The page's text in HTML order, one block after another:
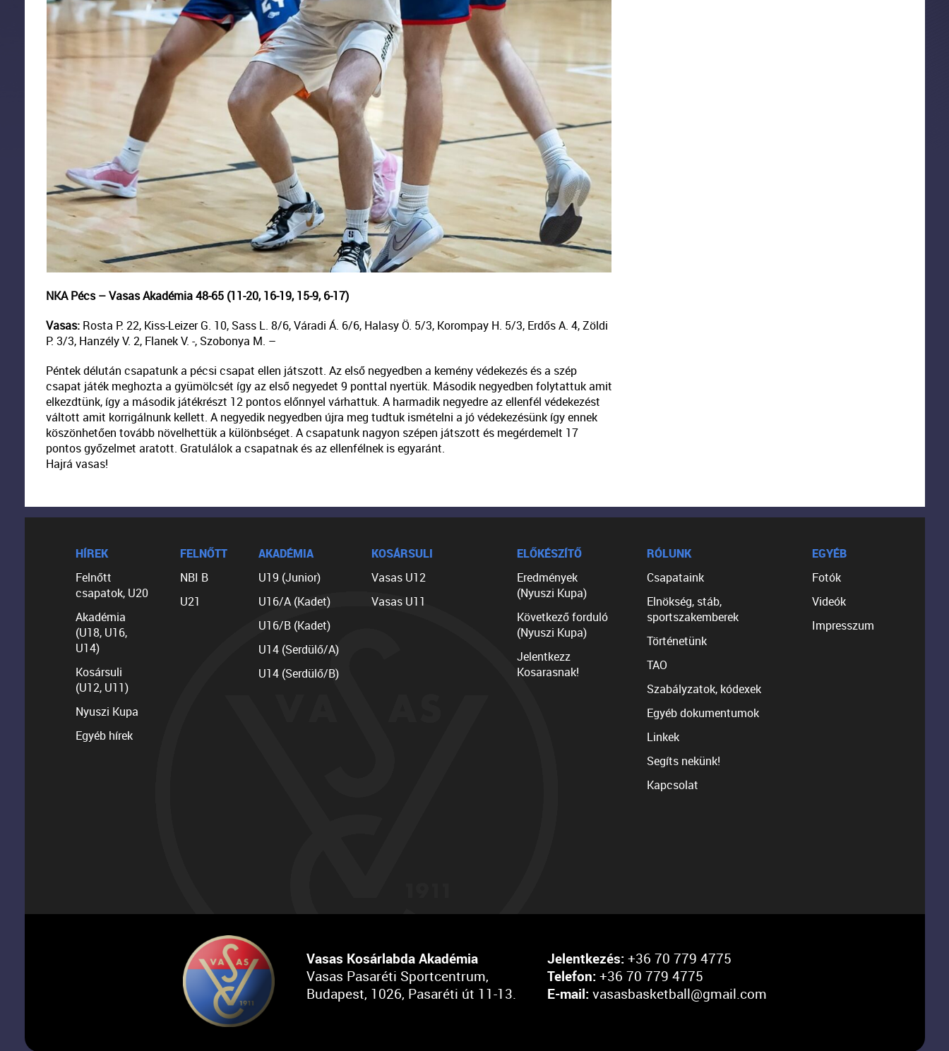
NKA Pécs – Vasas Akadémia 48-65 (11-20, 16-19, 15-9, 6-17)
Vasas: Rosta P. 22, Kiss-Leizer G. 10, Sass L. 8/6, Váradi Á. 6/6, Halasy Ö. 5/3, Korompay H. 5/3, Erdős A. 4, Zöldi
P. 3/3, Hanzély V. 2, Flanek V. -, Szobonya M. –
Péntek délután csapatunk a pécsi csapat ellen játszott. Az első negyedben a kemény védekezés és a szép
csapat játék meghozta a gyümölcsét így az első negyedet 9 ponttal nyertük. Második negyedben folytattuk amit
elkezdtünk, így a második játékrészt 12 pontos előnnyel várhattuk. A harmadik negyedre az ellenfél védekezést
váltott amit korrigálnunk kellett. A negyedik negyedben újra meg tudtuk ismételni a jó védekezésünk így ennek
köszönhetően tovább növelhettük a különbséget. A csapatunk nagyon szépen játszott és megérdemelt 17
pontos győzelmet aratott. Gratulálok a csapatnak és az ellenfélnek is egyaránt.
Hajrá vasas!
HÍREK
Felnőtt
csapatok, U20
Akadémia
(U18, U16,
U14)
Kosársuli
(U12, U11)
Nyuszi Kupa
Egyéb hírek
FELNŐTT
NBI B
U21
AKADÉMIA
U19 (Junior)
U16/A (Kadet)
U16/B (Kadet)
U14 (Serdülő/A)
U14 (Serdülő/B)
KOSÁRSULI
Vasas U12
Vasas U11
ELŐKÉSZÍTŐ
Eredmények
(Nyuszi Kupa)
Következő forduló
(Nyuszi Kupa)
Jelentkezz
Kosarasnak!
RÓLUNK
Csapataink
Elnökség, stáb,
sportszakemberek
Történetünk
TAO
Szabályzatok, kódexek
Egyéb dokumentumok
Linkek
Segíts nekünk!
Kapcsolat
EGYÉB
Fotók
Videók
Impresszum
Vasas Kosárlabda Akadémia
Vasas Pasaréti Sportcentrum,
Budapest, 1026, Pasaréti út 11-13.
Jelentkezés: +36 70 779 4775
Telefon: +36 70 779 4775
E-mail: vasasbasketball@gmail.com